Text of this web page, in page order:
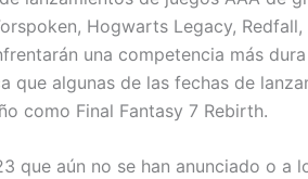
Hogwarts Legacy,
una competencia más
que algunas de las fechas de
como Final Fantasy 7 Rebirth.
que aún no se han anunciado o